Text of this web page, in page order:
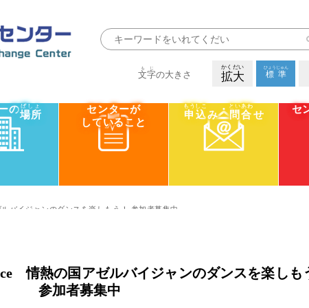
文字
もじ
の大きさ 拡大
かくだい
標準
ひょうじゅん
の場所
ばしょ
センターが
していること
申込
もうしこ
み ・ 問合
といあわ
せ セ
イジャンのダンスを楽しもう！ 参加者募集中
情熱の国アゼルバイジャンのダンスを楽しも
参加者募集中